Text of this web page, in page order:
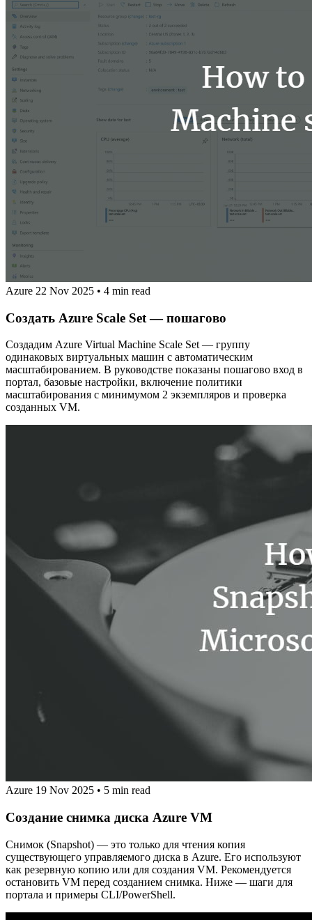
Azure 22 Nov 2025 • 4 min read
Создать Azure Scale Set — пошагово
Создадим Azure Virtual Machine Scale Set — группу
одинаковых виртуальных машин с автоматическим
масштабированием. В руководстве показаны пошагово вход в
портал, базовые настройки, включение политики
масштабирования с минимумом 2 экземпляров и проверка
созданных VM.
Azure 19 Nov 2025 • 5 min read
Создание снимка диска Azure VM
Снимок (Snapshot) — это только для чтения копия
существующего управляемого диска в Azure. Его используют
как резервную копию или для создания VM. Рекомендуется
остановить VM перед созданием снимка. Ниже — шаги для
портала и примеры CLI/PowerShell.